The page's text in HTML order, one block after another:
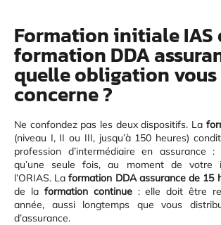
Formation initiale IAS
formation DDA
quelle obligation vous
concerne ?
Ne confondez pas les deux dispositifs. La
(niveau I, II ou III, jusqu’à 150 heures)
profession d’intermédiaire en assurance :
qu’une seule fois, au moment de votre
l’ORIAS. Laformation DDA assurance de 15
de la formation continue: elle doit être
année, aussi longtemps que vous
d’assurance.